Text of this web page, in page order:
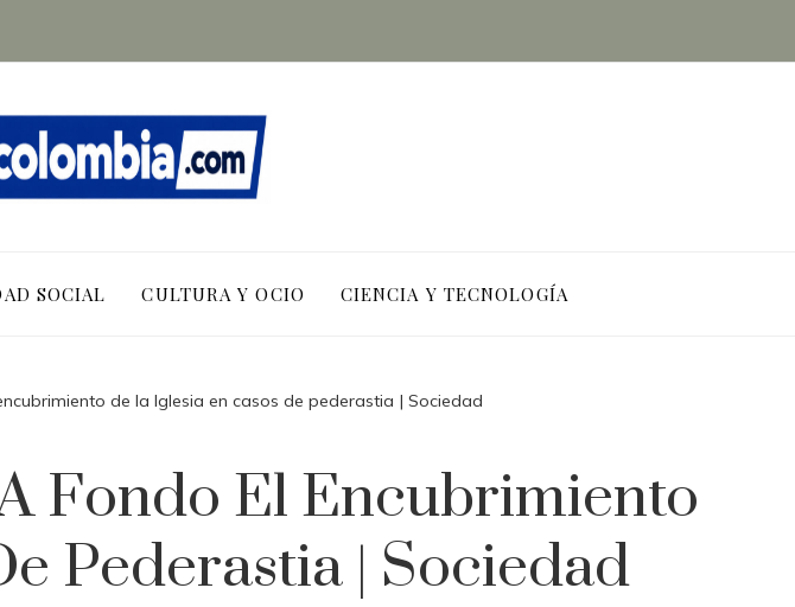
SOCIAL CULTURA Y OCIO CIENCIA Y TECNOLOGÍA
de la Iglesia en casos de pederastia | Sociedad
Fondo El Encubrimiento
Pederastia | Sociedad